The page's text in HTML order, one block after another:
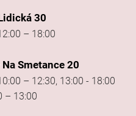
30
– 18:00
Smetance 20
– 12:30, 13:00 - 18:00
– 13:00